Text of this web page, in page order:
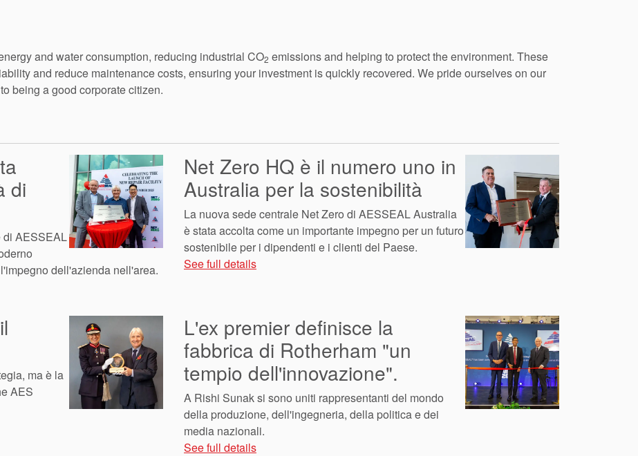
and water consumption, reducing industrial CO2 emissions and helping to protect the environment. These
and reduce maintenance costs, ensuring your investment is quickly recovered. We pride ourselves on our
being a good corporate citizen.
di
di AESSEAL
dell'azienda nell'area.
Net Zero HQ è il numero uno in
Australia per la sostenibilità
La nuova sede centrale Net Zero di AESSEAL Australia
è stata accolta come un importante impegno per un futuro
sostenibile per i dipendenti e i clienti del Paese.
See full details
ma è la
AES
L'ex premier definisce la
fabbrica di Rotherham "un
tempio dell'innovazione".
A Rishi Sunak si sono uniti rappresentanti del mondo
della produzione, dell'ingegneria, della politica e dei
media nazionali.
See full details